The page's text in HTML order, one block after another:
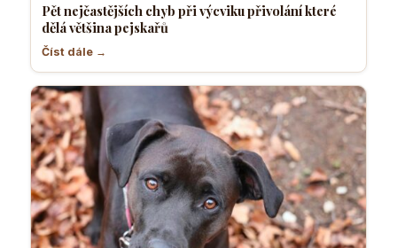
Pět nejčastějších chyb při výcviku přivolání které
dělá většina pejskařů
Číst dále →